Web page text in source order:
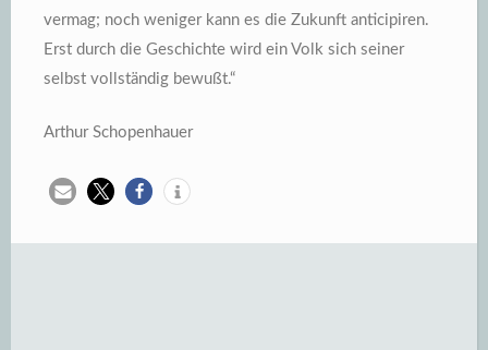
vermag; noch weniger kann es die Zukunft anticipiren.
Erst durch die Geschichte wird ein Volk sich seiner
selbst vollständig bewußt.“
Arthur Schopenhauer